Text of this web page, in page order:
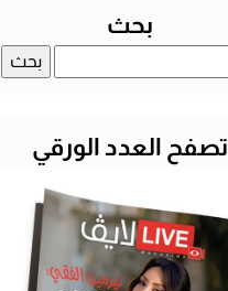
بحث
تصفح العدد الورقي